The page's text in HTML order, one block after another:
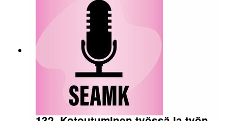
sosiaalityöntekijä ja kokemusasiantuntija
keskustelevat aiheesta. Podcastin tekstivastine
»Podcast on toteutettu Perheiden
jälleenyhdistäminen ja kokemustoimijuus
monitoimijaisessa lastensuojelussa -hankkeen
toimesta. Hanke on Euroopan Unionin
osarahoittama.Podcastin tekijät:Fanny
NortamoTino Virtaniemi